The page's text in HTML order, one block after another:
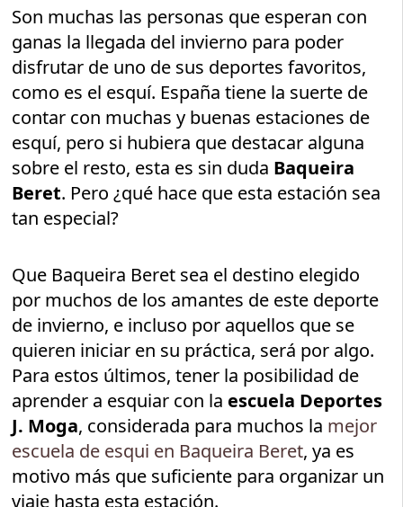
Son muchas las personas que esperan con
ganas la llegada del invierno para poder
disfrutar de uno de sus deportes favoritos,
como es el esquí. España tiene la suerte de
contar con muchas y buenas estaciones de
esquí, pero si hubiera que destacar alguna
sobre el resto, esta es sin duda Baqueira
Beret. Pero ¿qué hace que esta estación sea
tan especial?
Que Baqueira Beret sea el destino elegido
por muchos de los amantes de este deporte
de invierno, e incluso por aquellos que se
quieren iniciar en su práctica, será por algo.
Para estos últimos, tener la posibilidad de
aprender a esquiar con la escuela Deportes
J. Moga, considerada para muchos la mejor
escuela de esqui en Baqueira Beret, ya es
motivo más que suficiente para organizar un
viaje hasta esta estación.